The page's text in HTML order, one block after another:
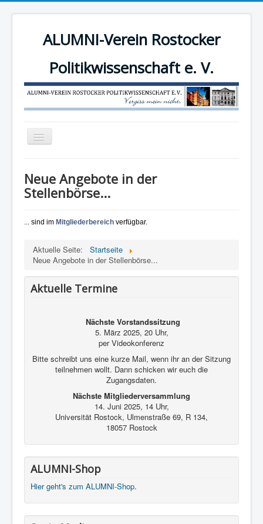
ALUMNI-Verein Rostocker
Politikwissenschaft e. V.
Navigation
Der Verein
Mitgliederbereich
Mitglied werden!
Kontakt und Impressum
Neue Angebote in der
Stellenbörse...
... sind im Mitgliederbereich verfügbar.
Aktuelle Seite:
Startseite
Neue Angebote in der Stellenbörse...
Aktuelle Termine
Nächste Vorstandssitzung
5. März 2025, 20 Uhr,
per Videokonferenz
Bitte schreibt uns eine kurze Mail, wenn ihr an der Sitzung
teilnehmen wollt. Dann schicken wir euch die
Zugangsdaten.
Nächste Mitgliederversammlung
14. Juni 2025, 14 Uhr,
Universität Rostock, Ulmenstraße 69, R 134,
18057 Rostock
ALUMNI-Shop
Hier geht's zum ALUMNI-Shop.